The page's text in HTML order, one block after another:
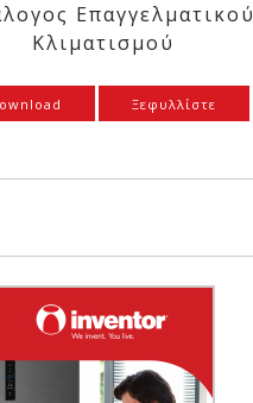
Επαγγελματικού
Κλιματισμού
Ξεφυλλίστε